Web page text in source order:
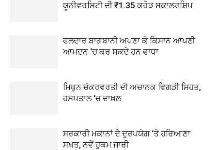
ਯੂਨੀਵਰਸਿਟੀ ਦੀ ₹1.35 ਕਰੋੜ ਸਕਾਲਰਸ਼ਿਪ
ਫਲਦਾਰ ਬਾਗਬਾਨੀ ਅਪਣਾ ਕੇ ਕਿਸਾਨ ਆਪਣੀ
ਆਮਦਨ ‘ਚ ਕਰ ਸਕਦੇ ਹਨ ਵਾਧਾ
ਮਿਥੁਨ ਚੱਕਰਵਰਤੀ ਦੀ ਅਚਾਨਕ ਵਿਗੜੀ ਸਿਹਤ,
ਹਸਪਤਾਲ ‘ਚ ਦਾਖ਼ਲ
ਸਰਕਾਰੀ ਮਕਾਨਾਂ ਦੇ ਦੁਰਪਯੋਗ ‘ਤੇ ਹਰਿਆਣਾ
ਸਖ਼ਤ, ਨਵੇਂ ਹੁਕਮ ਜਾਰੀ